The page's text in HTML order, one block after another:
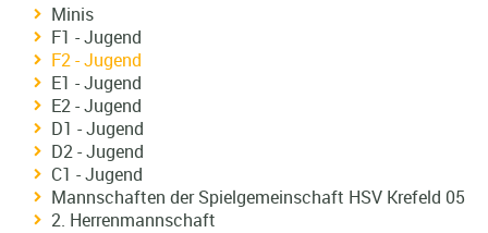
Minis
F1 - Jugend
F2 - Jugend
E1 - Jugend
E2 - Jugend
D1 - Jugend
D2 - Jugend
C1 - Jugend
Mannschaften der Spielgemeinschaft HSV Krefeld 05
2. Herrenmannschaft